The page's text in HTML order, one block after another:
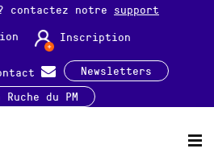
contactez notre support
Inscription
Newsletters
Ruche du PM